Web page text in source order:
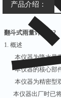
产品介绍：
翻斗式雨量计 JD02
1. 概述
本仪器为降水量测
本仪器的核心部件
本仪器为精密型双
本仪器出厂时已将